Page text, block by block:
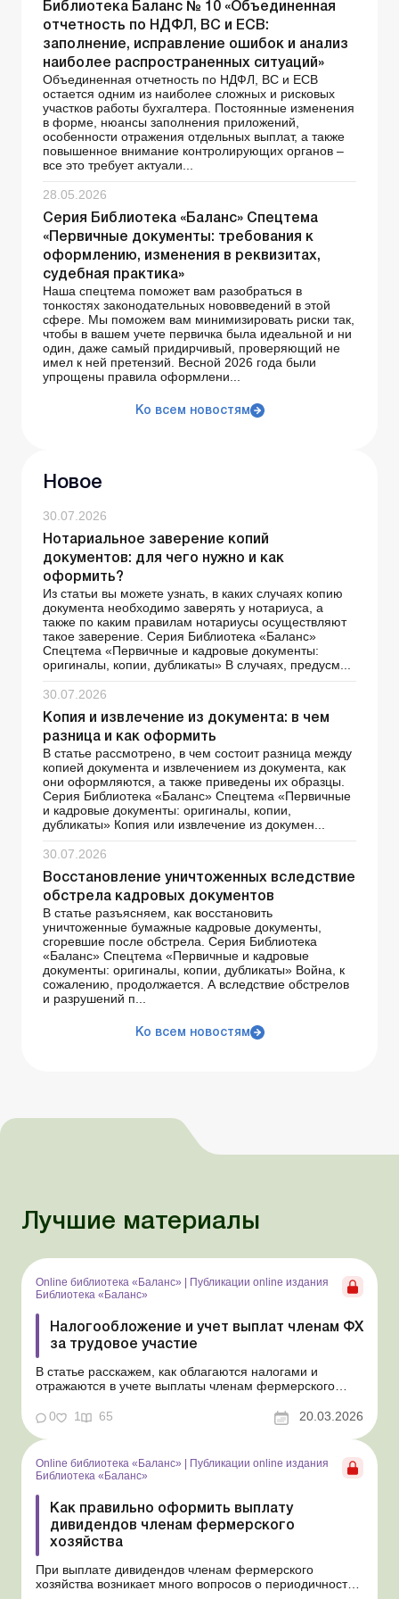
Библиотека Баланс № 10 «Объединенная
отчетность по НДФЛ, ВС и ЕСВ:
заполнение, исправление ошибок и анализ
наиболее распространенных ситуаций»
Объединенная отчетность по НДФЛ, ВС и ЕСВ
остается одним из наиболее сложных и рисковых
участков работы бухгалтера. Постоянные изменения
в форме, нюансы заполнения приложений,
особенности отражения отдельных выплат, а также
повышенное внимание контролирующих органов –
все это требует актуали...
28.05.2026
Серия Библиотека «Баланс» Спецтема
«Первичные документы: требования к
оформлению, изменения в реквизитах,
судебная практика»
Наша спецтема поможет вам разобраться в
тонкостях законодательных нововведений в этой
сфере. Мы поможем вам минимизировать риски так,
чтобы в вашем учете первичка была идеальной и ни
один, даже самый придирчивый, проверяющий не
имел к ней претензий. Весной 2026 года были
упрощены правила оформлени...
Ко всем новостям
Новое
30.07.2026
Нотариальное заверение копий
документов: для чего нужно и как
оформить?
Из статьи вы можете узнать, в каких случаях копию
документа необходимо заверять у нотариуса, а
также по каким правилам нотариусы осуществляют
такое заверение. Серия Библиотека «Баланс»
Спецтема «Первичные и кадровые документы:
оригиналы, копии, дубликаты» В случаях, предусм...
30.07.2026
Копия и извлечение из документа: в чем
разница и как оформить
В статье рассмотрено, в чем состоит разница между
копией документа и извлечением из документа, как
они оформляются, а также приведены их образцы.
Серия Библиотека «Баланс» Спецтема «Первичные
и кадровые документы: оригиналы, копии,
дубликаты» Копия или извлечение из докумен...
30.07.2026
Восстановление уничтоженных вследствие
обстрела кадровых документов
В статье разъясняем, как восстановить
уничтоженные бумажные кадровые документы,
сгоревшие после обстрела. Серия Библиотека
«Баланс» Спецтема «Первичные и кадровые
документы: оригиналы, копии, дубликаты» Война, к
сожалению, продолжается. А вследствие обстрелов
и разрушений п...
Ко всем новостям
Лучшие материалы
Online библиотека «Баланс»
Публикации online издания
Библиотека «Баланс»
Налогообложение и учет выплат членам ФХ
за трудовое участие
В статье расскажем, как облагаются налогами и
отражаются в учете выплаты членам фермерского
являются зарплатой и не считаются дивидендами.
Библиотека Баланс № 5 «Дивиденды: инструкция по
оформлению, учету и налогообложению» В отличие
от...
0 1 65 20.03.2026
Online библиотека «Баланс» | Публикации online издания
Библиотека «Баланс»
Как правильно оформить выплату
дивидендов членам фермерского
хозяйства
При выплате дивидендов членам фермерского
хозяйства возникает много вопросов о периодичности